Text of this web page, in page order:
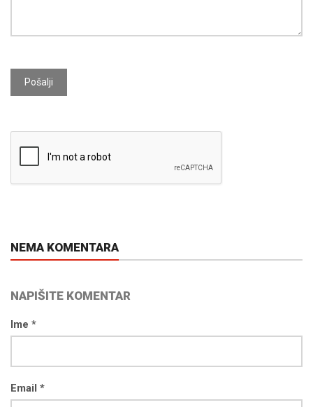
Pošalji
NEMA KOMENTARA
NAPIŠITE KOMENTAR
Ime *
Email *